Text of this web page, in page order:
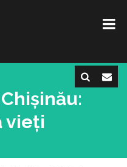
vieți